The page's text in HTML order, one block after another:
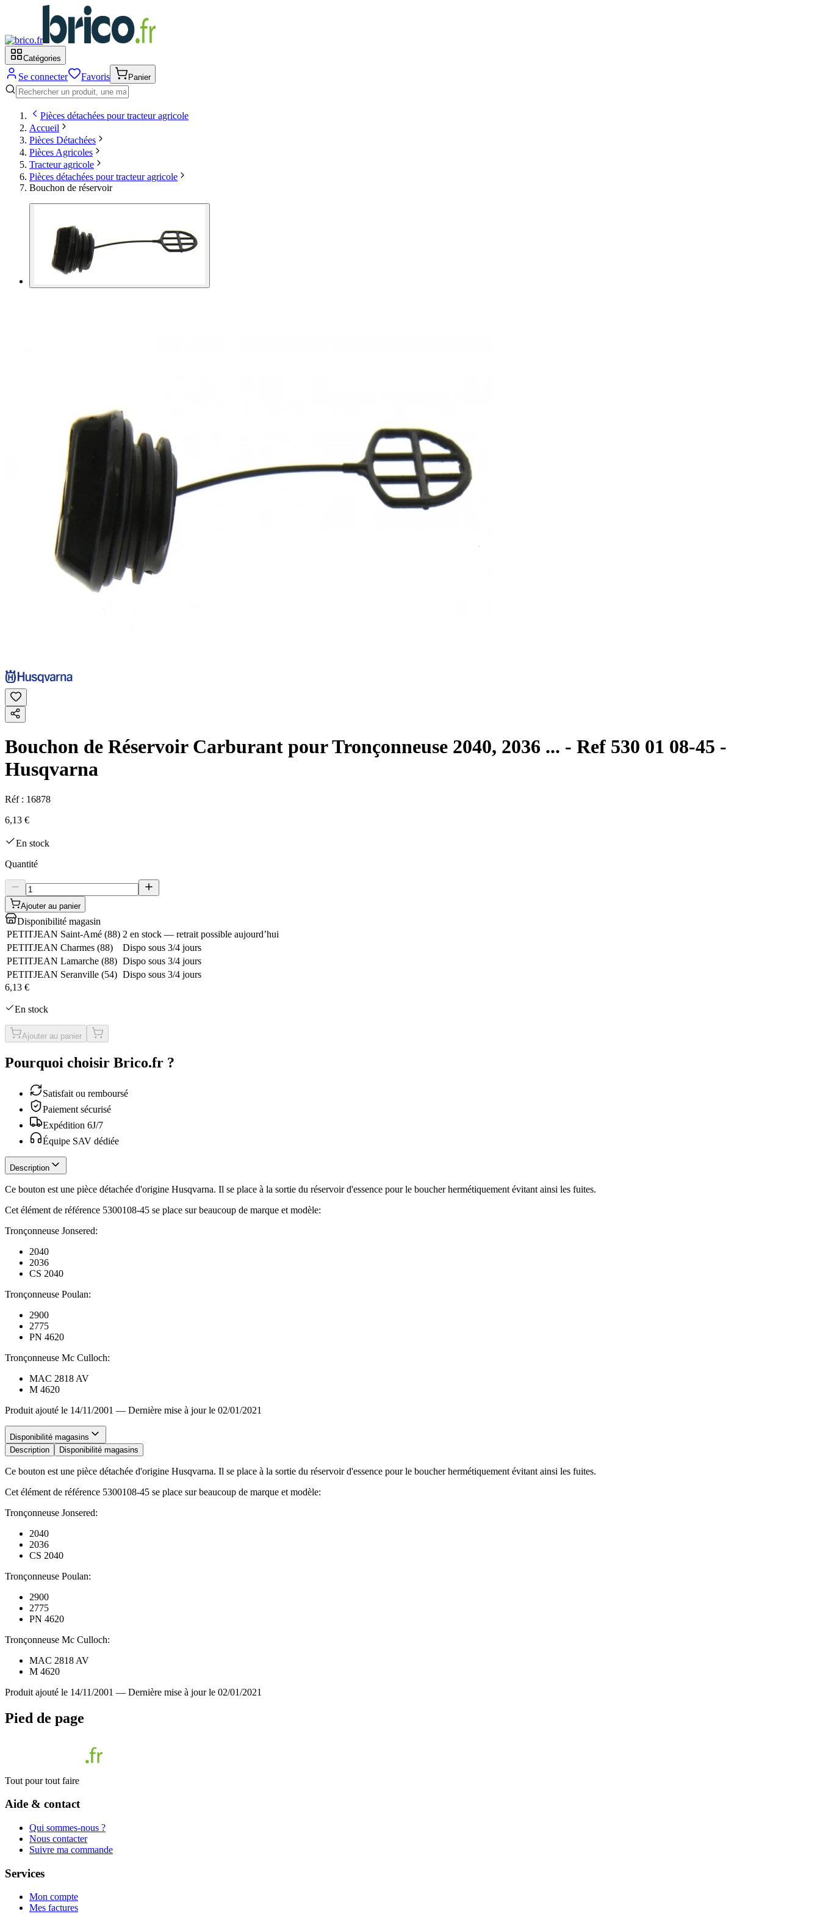
Catégories
Se connecter Favoris Panier
Pièces détachées pour tracteur agricole
Accueil
Pièces Détachées
Pièces Agricoles
Tracteur agricole
Pièces détachées pour tracteur agricole
Bouchon de réservoir
Bouchon de Réservoir Carburant pour Tronçonneuse 2040, 2036 ... - Ref 530 01 08-45 -
Husqvarna
Réf : 16878
6,13 €
En stock
Quantité
Ajouter au panier
Disponibilité magasin
PETITJEAN Saint-Amé (88) 2 en stock — retrait possible aujourd’hui
PETITJEAN Charmes (88)
Dispo sous 3/4 jours
PETITJEAN Lamarche (88) Dispo sous 3/4 jours
PETITJEAN Seranville (54) Dispo sous 3/4 jours
6,13 €
En stock
Ajouter au panier
Pourquoi choisir Brico.fr ?
Satisfait ou remboursé
Paiement sécurisé
Expédition 6J/7
Équipe SAV dédiée
Description
Ce bouton est une pièce détachée d'origine Husqvarna. Il se place à la sortie du réservoir d'essence pour le boucher hermétiquement évitant ainsi les fuites.
Cet élément de référence 5300108-45 se place sur beaucoup de marque et modèle:
Tronçonneuse Jonsered:
2040
2036
CS 2040
Tronçonneuse Poulan:
2900
2775
PN 4620
Tronçonneuse Mc Culloch:
MAC 2818 AV
M 4620
Produit ajouté le 14/11/2001 — Dernière mise à jour le 02/01/2021
Disponibilité magasins
Description
Disponibilité magasins
Ce bouton est une pièce détachée d'origine Husqvarna. Il se place à la sortie du réservoir d'essence pour le boucher hermétiquement évitant ainsi les fuites.
Cet élément de référence 5300108-45 se place sur beaucoup de marque et modèle:
Tronçonneuse Jonsered:
2040
2036
CS 2040
Tronçonneuse Poulan:
2900
2775
PN 4620
Tronçonneuse Mc Culloch:
MAC 2818 AV
M 4620
Produit ajouté le 14/11/2001 — Dernière mise à jour le 02/01/2021
Pied de page
Tout pour tout faire
Aide & contact
Qui sommes-nous ?
Nous contacter
Suivre ma commande
Services
Mon compte
Mes factures